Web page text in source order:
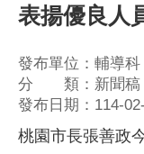
表揚優良人
發布單位：輔導科
分 類：新聞稿
發布日期：114-
桃園市長張善政